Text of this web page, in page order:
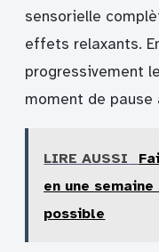
sensorielle
effets relaxants.
progressivement
moment de pause
LIRE AUSSI
en une
possible